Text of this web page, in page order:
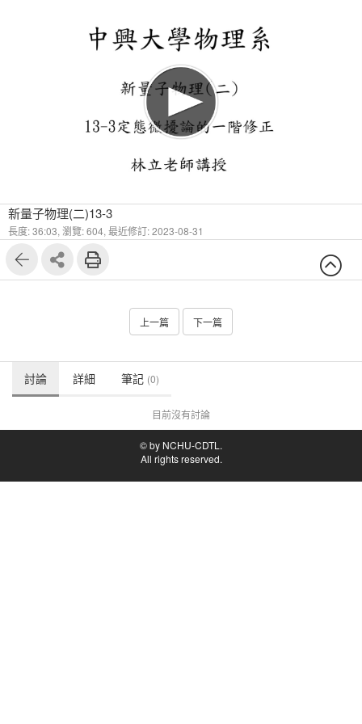
新量子物理(二)13-3
長度: 36:03, 瀏覽: 604, 最近修訂: 2023-08-31
上一篇 下一篇
討論 詳細 筆記 (0)
目前沒有討論
© by NCHU-CDTL.
All rights reserved.